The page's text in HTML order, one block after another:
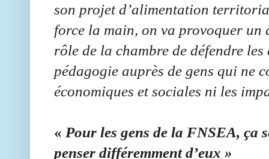
son projet d’alimentation
force la main, on va provoquer un
rôle de la chambre de défendre
pédagogie auprès de gens qui ne
économiques et sociales ni les
« Pour les gens de la FNSEA, ça
penser différemment d’eux »